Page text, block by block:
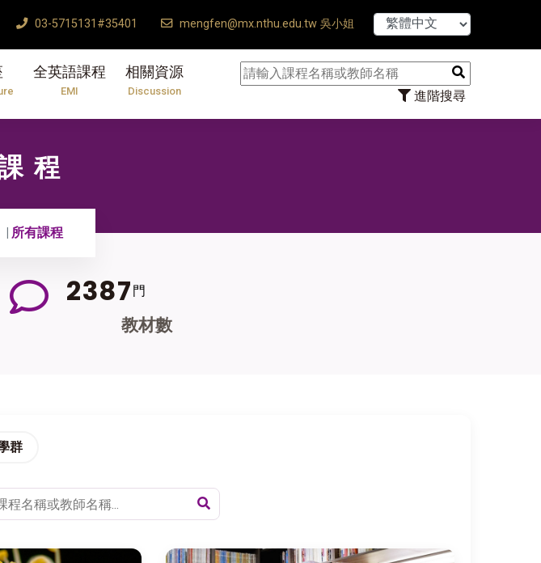
03-5715131#35401 mengfen@mx.nthu.edu.tw 吳小姐
全英語課程
EMI
相關資源
Discussion 進階搜尋
【7/31】114
程
所有課程
2387 門
教材數
群